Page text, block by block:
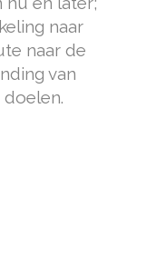
naar
naar de
van